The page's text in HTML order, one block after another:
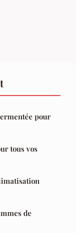
pour
tous vos
de